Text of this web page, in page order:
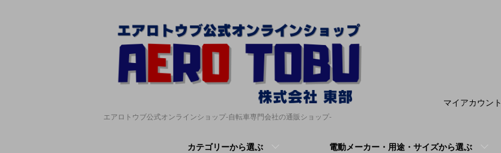
エアロトウブ公式オンラインショップ-自転車専門会社の通販ショップ-
カテゴリーから選ぶ 電動メーカー・用途・サイズから選ぶ
マイアカウント